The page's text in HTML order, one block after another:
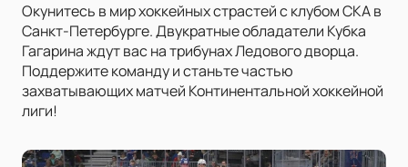
Окунитесь в мир хоккейных страстей с клубом СКА в
Санкт-Петербурге. Двукратные обладатели Кубка
Гагарина ждут вас на трибунах Ледового дворца.
Поддержите команду и станьте частью
захватывающих матчей Континентальной хоккейной
лиги!